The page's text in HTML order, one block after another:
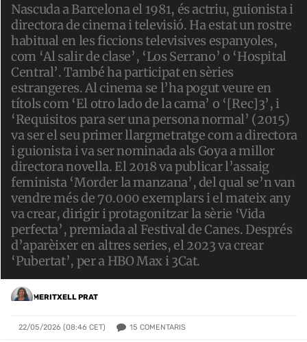
Nascuda a Barcelona el 1981, és actriu, guionista i
directora de cinema i televisió. Ha estat un rostre
habitual en les ficcions televisives espanyoles,
com ‘Al salir de clase’, ‘Los Serrano’ o ‘Hospital
Central’. També ha participat en sèries
estrangeres. Al cinema se l’ha pogut veure en
títols com ‘El otro lado de la cama’ o ‘[Rec]3’, i
‘Requisitos para ser una persona normal’ (2015)
va ser el seu primer llargmetratge com a directora
i guionista i va ser nominada als Goya a millor
directora novella. El 2018 va publicar l’assaig
feminista ‘Morder la manzana’, del qual se’n van
vendre més de 70.000 exemplars i el mateix any
va crear, dirigir i protagonitzar la sèrie ‘Vida
perfecta’, premiada al Festival de Canes. Després
d’aparèixer en altres series, el 2023 va crear
‘Pubertat’, per a HBO Max i 3Cat.
MERITXELL PRAT
22/05/2026 (08:46 CET) 15 COMENTARIS